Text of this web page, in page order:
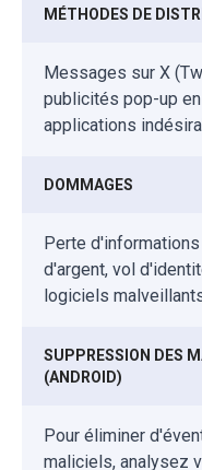
MÉTHODES DE
Messages sur X
publicités pop-up
applications
DOMMAGES
Perte
d'argent, vol
logiciels
SUPPRESSION DES
(ANDROID)
Pour éliminer
maliciels, analysez